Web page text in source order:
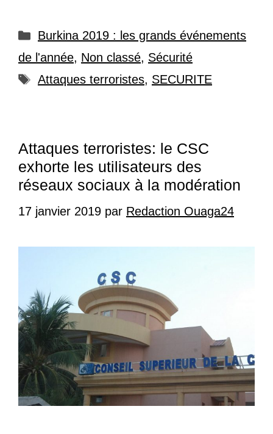
Catégories
Burkina 2019 : les grands événements
de l'année, Non classé, Sécurité
Étiquettes
Attaques terroristes, SECURITE
Attaques terroristes: le CSC
exhorte les utilisateurs des
réseaux sociaux à la modération
17 janvier 2019 par Redaction Ouaga24